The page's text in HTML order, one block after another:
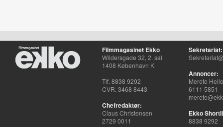
Filmmagasinet Ekko
Wildersgade 32, 2. sal
1408 København K
Tlf. 8838 9292
CVR. 3468 8443
Chefredaktør:
Claus Christensen
2729 0011
Sekretariat:
Annoncer:
Merete
6111 5851
Ekko
8838 9292